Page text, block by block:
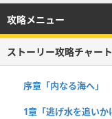
攻略メニュー
ストーリー攻略チャート
序章「内なる海へ」
1章「逃げ水を追いか